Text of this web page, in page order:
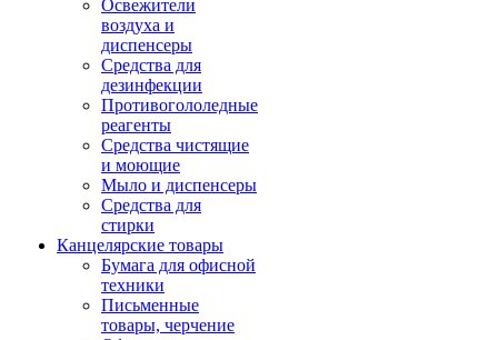
Освежители
воздуха и
диспенсеры
Средства для
дезинфекции
Противогололедные
реагенты
Средства чистящие
и моющие
Мыло и диспенсеры
Средства для
стирки
Канцелярские товары
Бумага для офисной
техники
Письменные
товары, черчение